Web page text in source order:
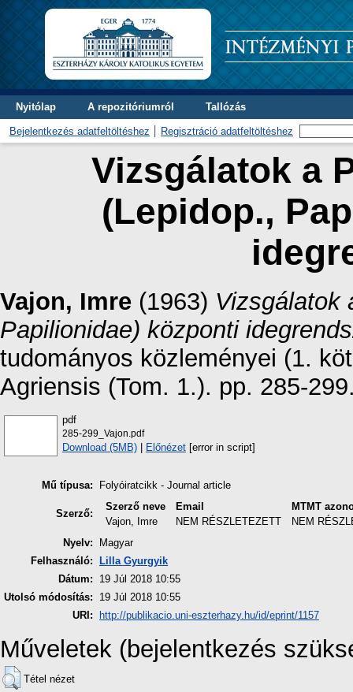
Nyitólap A repozitóriumról Tallózás
Bejelentkezés adatfeltöltéshez Regisztráció adatfeltöltéshez
Vizsgálatok a
(Lepidop.,
Vajon, Imre (1963) Vizsgálatok
Papilionidae) központi
tudományos közleményei (1.
Agriensis (Tom. 1.). pp. 285-
pdf
285-299_Vajon.pdf
Download (5MB) | Előnézet [error in script]
Mű típusa: Folyóiratcikk - Journal article
Szerző:
Szerző neve Email
MTMT
Vajon, Imre
NEM RÉSZLETEZETT
NEM
Nyelv:
Magyar
Felhasználó:
Lilla Gyurgyik
Dátum:
19 Júl 2018 10:55
Utolsó módosítás:
19 Júl 2018 10:55
URI:
http://publikacio.uni-eszterhazy.hu/id/eprint/1157
Műveletek (bejelentkezés
Tétel nézet